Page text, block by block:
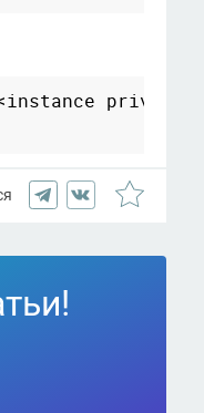
private